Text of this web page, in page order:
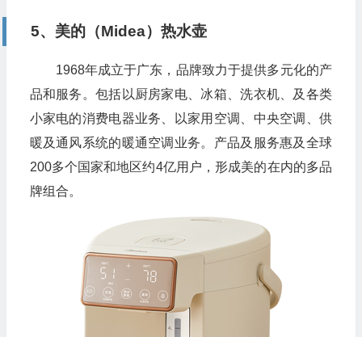
5、美的（Midea）热水壶
1968年成立于广东，品牌致力于提供多元化的产
品和服务。包括以厨房家电、冰箱、洗衣机、及各类
小家电的消费电器业务、以家用空调、中央空调、供
暖及通风系统的暖通空调业务。产品及服务惠及全球
200多个国家和地区约4亿用户，形成美的在内的多品
牌组合。